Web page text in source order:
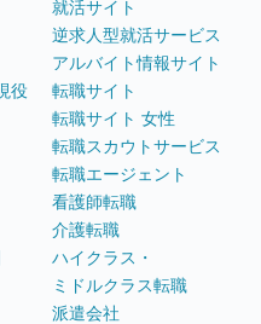
役
就活サイト
逆求人型就活サービス
アルバイト情報サイト
転職サイト
転職サイト 女性
転職スカウトサービス
転職エージェント
看護師転職
介護転職
ハイクラス・
ミドルクラス転職
派遣会社